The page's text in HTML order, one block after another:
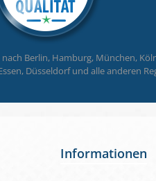
Berlin, Hamburg, München,
Düsseldorf und alle anderen
Informationen